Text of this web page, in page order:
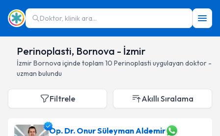
Doktor, klinik ara...
Perinoplasti, Bornova - İzmir
İzmirBornova içinde toplam 10 Perinoplasti uygulayan doktor -
uzman bulundu
Filtrele Akıllı Sıralama
Op. Dr. Onur Süleyman Aldemir